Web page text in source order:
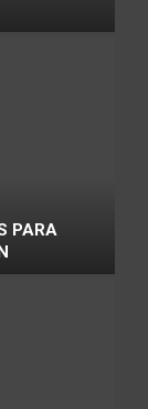
PARA